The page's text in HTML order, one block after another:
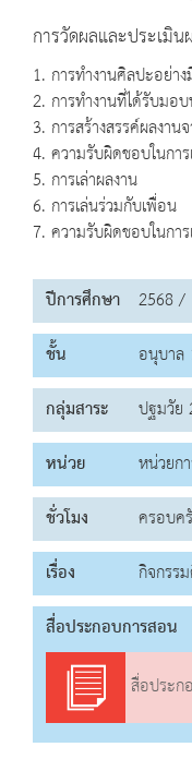
การวัดผลและประเมิน
1. การทำงานศิลปะอย่า
2. การทำงานที่ได้รับมอ
3. การสร้างสรรค์ผลงาน
4. ความรับผิดชอบในกา
5. การเล่าผลงาน
6. การเล่นร่วมกับเพื่อน
7. ความรับผิดชอบในการ
ปีการศึกษา 2568 /
ชั้น
อนุบาล
กลุ่มสาระ
ปฐมวัย
หน่วย
หน่วยก
ชั่วโมง
ครอบค
เรื่อง
กิจกรร
สื่อประกอบการสอน
สื่อประกอบ